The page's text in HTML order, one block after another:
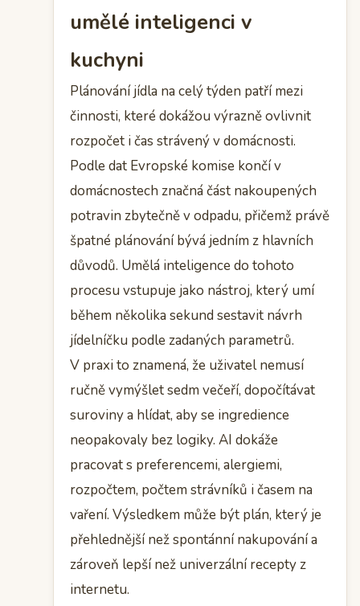
umělé inteligenci v
kuchyni
Plánování jídla na celý týden patří mezi
činnosti, které dokážou výrazně ovlivnit
rozpočet i čas strávený v domácnosti.
Podle dat Evropské komise končí v
domácnostech značná část nakoupených
potravin zbytečně v odpadu, přičemž právě
špatné plánování bývá jedním z hlavních
důvodů. Umělá inteligence do tohoto
procesu vstupuje jako nástroj, který umí
během několika sekund sestavit návrh
jídelníčku podle zadaných parametrů.
V praxi to znamená, že uživatel nemusí
ručně vymýšlet sedm večeří, dopočítávat
suroviny a hlídat, aby se ingredience
neopakovaly bez logiky. AI dokáže
pracovat s preferencemi, alergiemi,
rozpočtem, počtem strávníků i časem na
vaření. Výsledkem může být plán, který je
přehlednější než spontánní nakupování a
zároveň lepší než univerzální recepty z
internetu.